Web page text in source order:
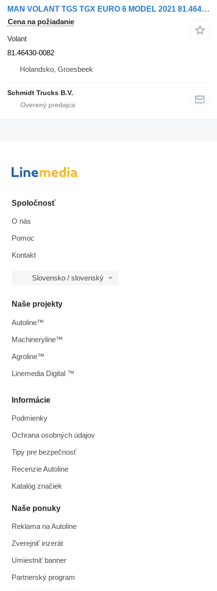
MAN VOLANT TGS TGX EURO 6 MODEL 2021 81.46430-0082 na nákladného auta
Cena na požiadanie
Volant
81.46430-0082
Holandsko, Groesbeek
Schmidt Trucks B.V.
Spoločnosť
O nás
Pomoc
Kontakt
Slovensko / slovenský
Informácie
Podmienky
Ochrana osobných údajov
Tipy pre bezpečnosť
Recenzie Autoline
Katalóg značiek
Naše ponuky
Reklama na Autoline
Zverejniť inzerát
Umiestniť banner
Partnerský program
Naše projekty
Autoline™
Machineryline™
Agroline™
Linemedia Digital ™